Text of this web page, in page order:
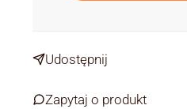
Udostępnij
Zapytaj o produkt